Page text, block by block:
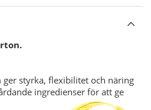
styrka, flexibilitet och näring
ingredienser för att ge